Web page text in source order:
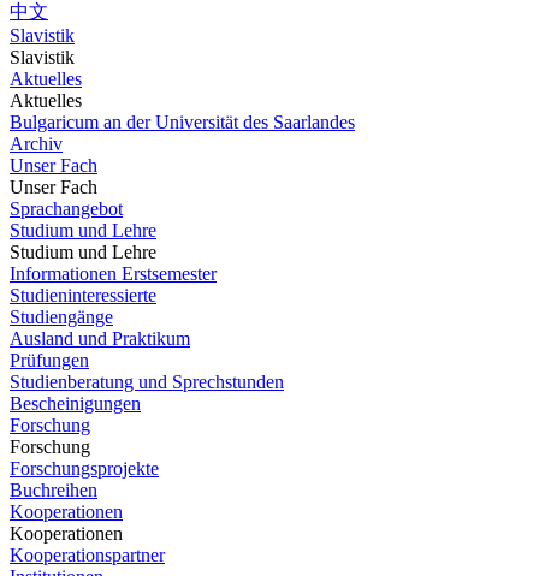
中文
Slavistik
Slavistik
Aktuelles
Aktuelles
Bulgaricum an der Universität des Saarlandes
Archiv
Unser Fach
Unser Fach
Sprachangebot
Studium und Lehre
Studium und Lehre
Informationen Erstsemester
Studieninteressierte
Studiengänge
Ausland und Praktikum
Prüfungen
Studienberatung und Sprechstunden
Bescheinigungen
Forschung
Forschung
Forschungsprojekte
Buchreihen
Kooperationen
Kooperationen
Kooperationspartner